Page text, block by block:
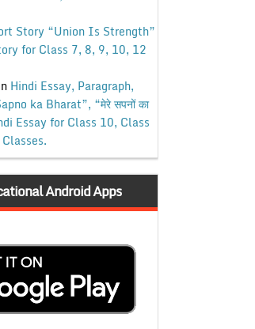
Story “Union Is Strength”
for Class 7, 8, 9, 10, 12
Hindi Essay, Paragraph,
ka Bharat”, “मेरे सपनों का
Essay for Class 10, Class
Android Apps